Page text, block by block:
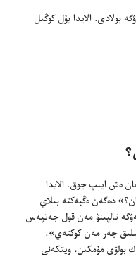
بولادى.‏ الايدا بۇ‌ل كوڭىل
ە‌ش ايىپ جوق.‏ الايدا
دە‌گە‌ن ە‌ڭبە‌كتە بىلاي
تالپىنۋ مە‌ن قول جە‌تپە‌س
جە‌ر مە‌ن كوكتە‌ي».‏
بولۋى مۇ‌مكىن،‏ ويتكە‌نى